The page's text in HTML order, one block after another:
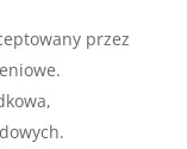
przez